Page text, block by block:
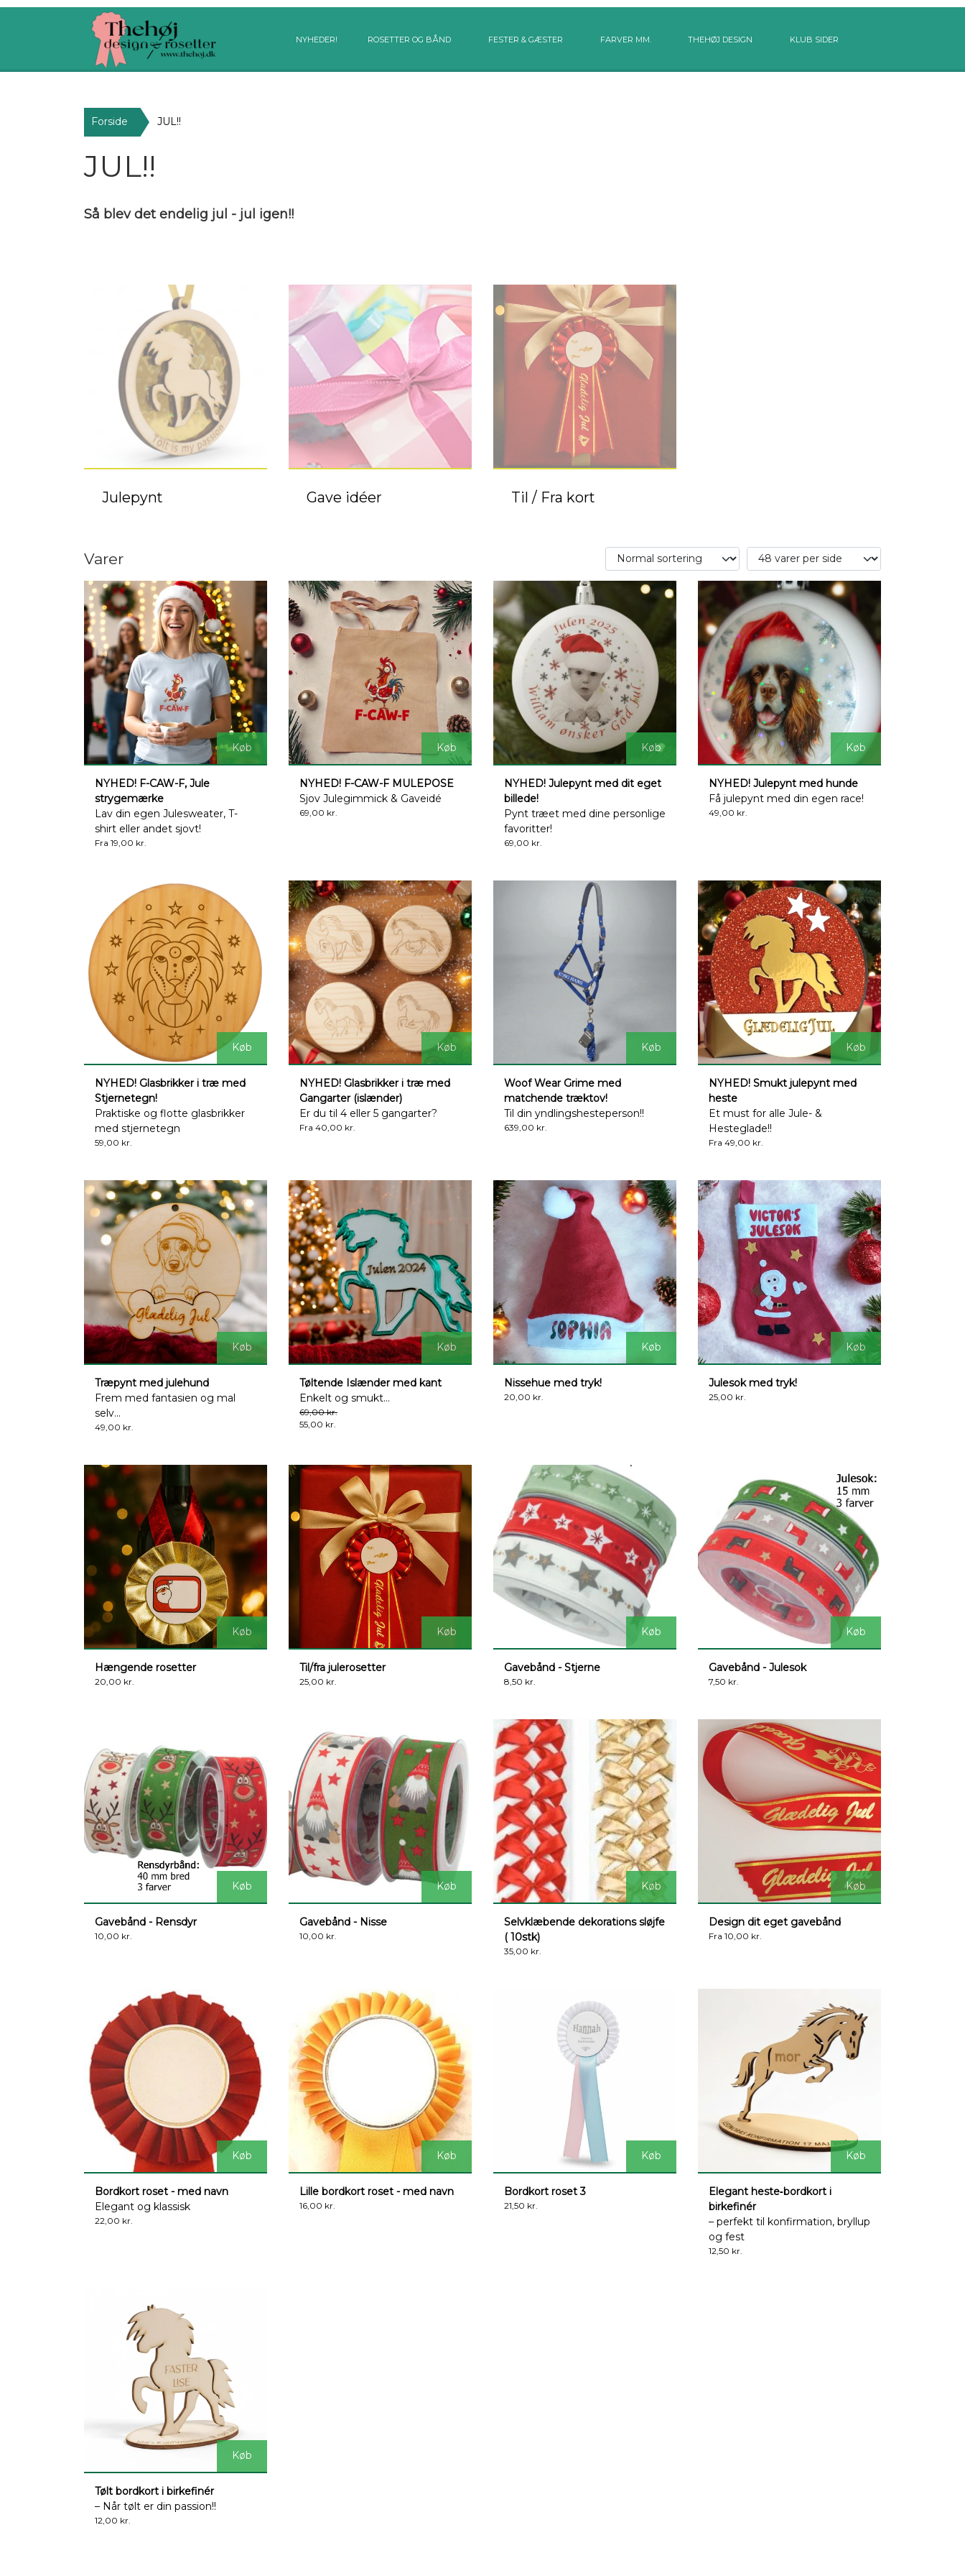
NYHEDER! ROSETTER OG BÅND FESTER & GÆSTER FARVER MM. THEHØJ DESIGN KLUB SIDER
Forside JUL!!
JUL!!
Så blev det endelig jul - jul igen!!
Julepynt Gave idéer Til / Fra kort
Varer
Køb
NYHED! F-CAW-F, Jule
strygemærke
Lav din egen Julesweater, T-
shirt eller andet sjovt!
Fra 19,00 kr.
Køb
NYHED! F-CAW-F MULEPOSE
Sjov Julegimmick & Gaveidé
69,00 kr.
Køb
NYHED! Julepynt med dit eget
billede!
Pynt træet med dine personlige
favoritter!
69,00 kr.
Køb
NYHED! Julepynt med hunde
Få julepynt med din egen race!
49,00 kr.
Køb
NYHED! Glasbrikker i træ med
Stjernetegn!
Praktiske og flotte glasbrikker
med stjernetegn
59,00 kr.
Køb
NYHED! Glasbrikker i træ med
Gangarter (islænder)
Er du til 4 eller 5 gangarter?
Fra 40,00 kr.
Køb
Woof Wear Grime med
matchende træktov!
Til din yndlingshesteperson!!
639,00 kr.
Køb
NYHED! Smukt julepynt med
heste
Et must for alle Jule- &
Hesteglade!!
Fra 49,00 kr.
Køb
Træpynt med julehund
Frem med fantasien og mal
selv...
49,00 kr.
Køb
Tøltende Islænder med kant
Enkelt og smukt...
69,00 kr.
55,00 kr.
Køb
Nissehue med tryk!
20,00 kr.
Køb
Julesok med tryk!
25,00 kr.
Køb
Hængende rosetter
20,00 kr.
Køb
Til/fra julerosetter
25,00 kr.
Køb
Gavebånd - Stjerne
8,50 kr.
Køb
Gavebånd - Julesok
7,50 kr.
Køb
Gavebånd - Rensdyr
10,00 kr.
Køb
Gavebånd - Nisse
10,00 kr.
Køb
Selvklæbende dekorations sløjfe
( 10stk)
35,00 kr.
Køb
Design dit eget gavebånd
Fra 10,00 kr.
Køb
Bordkort roset - med navn
Elegant og klassisk
22,00 kr.
Køb
Lille bordkort roset - med navn
16,00 kr.
Køb
Bordkort roset 3
21,50 kr.
Køb
Elegant heste‑bordkort i
birkefinér
– perfekt til konfirmation, bryllup
og fest
12,50 kr.
Køb
Tølt bordkort i birkefinér
– Når tølt er din passion!!
12,00 kr.